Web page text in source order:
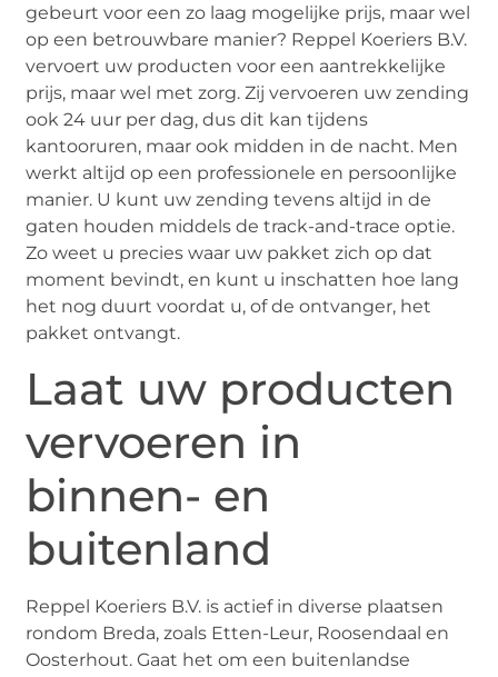
gebeurt voor een zo laag mogelijke prijs, maar wel
op een betrouwbare manier? Reppel Koeriers B.V.
vervoert uw producten voor een aantrekkelijke
prijs, maar wel met zorg. Zij vervoeren uw zending
ook 24 uur per dag, dus dit kan tijdens
kantooruren, maar ook midden in de nacht. Men
werkt altijd op een professionele en persoonlijke
manier. U kunt uw zending tevens altijd in de
gaten houden middels de track-and-trace optie.
Zo weet u precies waar uw pakket zich op dat
moment bevindt, en kunt u inschatten hoe lang
het nog duurt voordat u, of de ontvanger, het
pakket ontvangt.
Laat uw producten
vervoeren in
binnen- en
buitenland
Reppel Koeriers B.V. is actief in diverse plaatsen
rondom Breda, zoals Etten-Leur, Roosendaal en
Oosterhout. Gaat het om een buitenlandse